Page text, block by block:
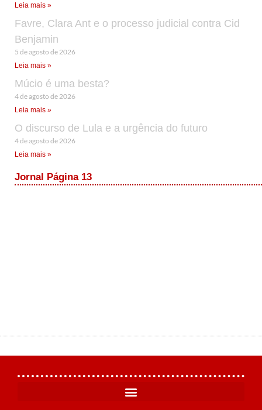
Leia mais »
Favre, Clara Ant e o processo judicial contra Cid
Benjamin
5 de agosto de 2026
Leia mais »
Múcio é uma besta?
4 de agosto de 2026
Leia mais »
O discurso de Lula e a urgência do futuro
4 de agosto de 2026
Leia mais »
Jornal Página 13